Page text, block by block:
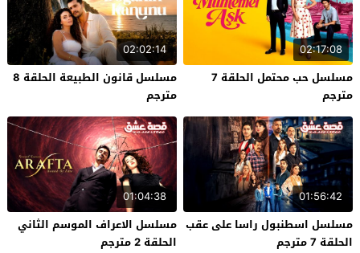
02:17:08
مسلسل حب محتمل الحلقة 7
مترجم
02:02:14
مسلسل قانون الطبيعة الحلقة 8
مترجم
01:56:42
مسلسل اسطنبول راسا على عقب
الحلقة 7 مترجم
01:04:38
مسلسل الاعراف الموسم الثاني
الحلقة 2 مترجم